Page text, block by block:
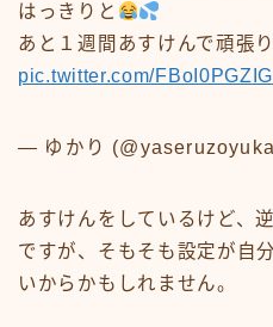
はっきりと
あと１週間あすけんで頑張
pic.twitter.com/FBoI0PGZIG
— ゆかり
あすけんをしているけど、
ですが、そもそも設定が自
いからかもしれません。